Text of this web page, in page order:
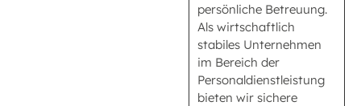
persönliche Betreuung.
Als wirtschaftlich
stabiles Unternehmen
im Bereich der
Personaldienstleistung
bieten wir sichere